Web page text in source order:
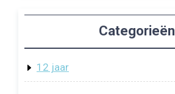
Categorieën
12 jaar